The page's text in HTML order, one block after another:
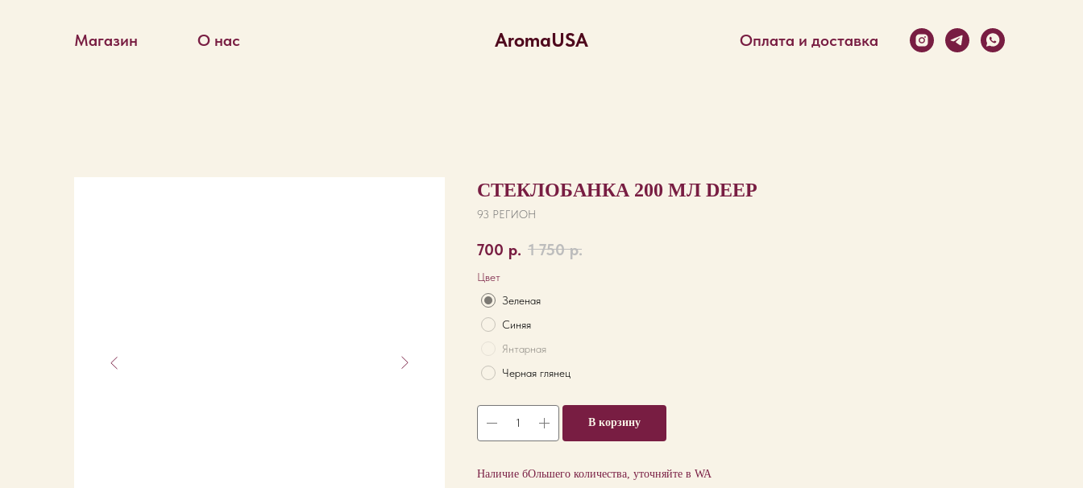
AromaUSA
Магазин О нас Оплата и доставка
СТЕКЛОБАНКА 200 МЛ DEEP
93 РЕГИОН
700 р. 1 750 р.
Цвет
Зеленая
Синяя
Янтарная
Черная глянец
В корзину
Наличие бОльшего количества, уточняйте в WA